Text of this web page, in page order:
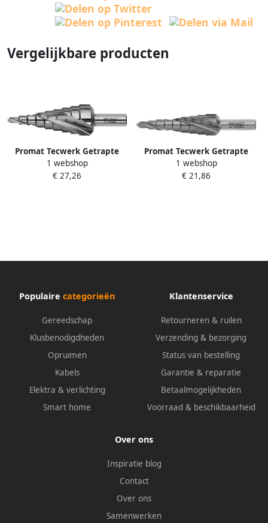
Vergelijkbare producten
Promat Tecwerk Getrapte
boor | boorbereik 4-20 mm |
HSS spiraalgegroefd |
1 webshop
€ 27,26
Promat Tecwerk Getrapte
boor | boorbereik 4-12 mm |
HSS spiraalgegroefd |
1 webshop
€ 21,86
Populaire categorieën
Gereedschap
Klusbenodigdheden
Opruimen
Kabels
Elektra & verlichting
Smart home
Klantenservice
Retourneren & ruilen
Verzending & bezorging
Status van bestelling
Garantie & reparatie
Betaalmogelijkheden
Voorraad & beschikbaarheid
Over ons
Inspiratie blog
Contact
Over ons
Samenwerken